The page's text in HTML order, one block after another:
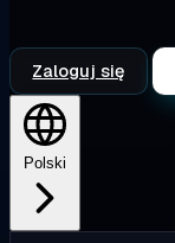
Zaloguj się
Polski